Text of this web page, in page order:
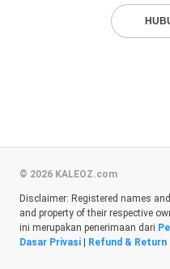
© 2026 KALEOZ.com
Disclaimer: Registered names
and property of their respective
ini merupakan penerimaan dari
Dasar Privasi
Refund & Return